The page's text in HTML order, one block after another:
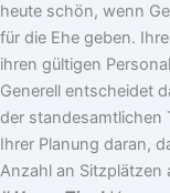
heute schön, wenn
für die Ehe geben.
ihren gültigen
Generell entscheidet
der standesamtlichen
Ihrer Planung daran,
Anzahl an Sitzplätzen